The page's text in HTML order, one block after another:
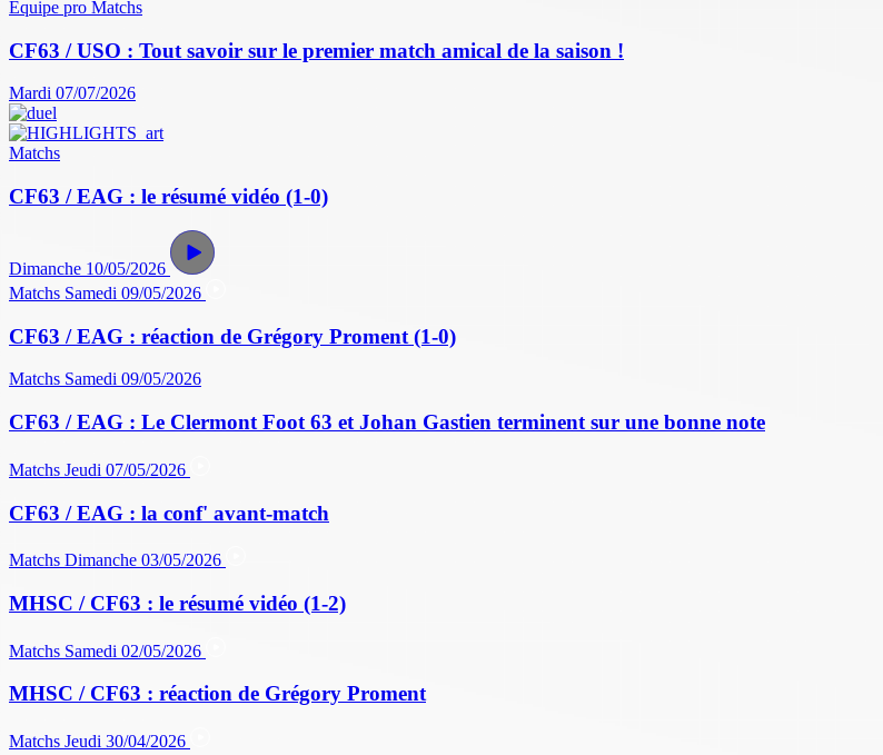
Équipe pro Matchs
CF63 / USO : Tout savoir sur le premier match amical de la saison !
Mardi 07/07/2026
Matchs
CF63 / EAG : le résumé vidéo (1-0)
Dimanche 10/05/2026
Matchs Samedi 09/05/2026
CF63 / EAG : réaction de Grégory Proment (1-0)
Matchs Samedi 09/05/2026
CF63 / EAG : Le Clermont Foot 63 et Johan Gastien terminent sur une bonne note
Matchs Jeudi 07/05/2026
CF63 / EAG : la conf' avant-match
Matchs Dimanche 03/05/2026
MHSC / CF63 : le résumé vidéo (1-2)
Matchs Samedi 02/05/2026
MHSC / CF63 : réaction de Grégory Proment
Matchs Jeudi 30/04/2026